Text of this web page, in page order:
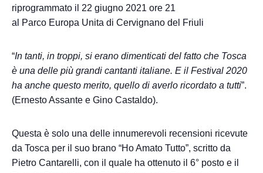
riprogrammato il 22 giugno 2021 ore 21
al Parco Europa Unita di Cervignano del Friuli
“In tanti, in troppi, si erano dimenticati del fatto che Tosca
è una delle più grandi cantanti italiane. E il Festival 2020
ha anche questo merito, quello di averlo ricordato a tutti”.
(Ernesto Assante e Gino Castaldo).
Questa è solo una delle innumerevoli recensioni ricevute
da Tosca per il suo brano “Ho Amato Tutto”, scritto da
Pietro Cantarelli, con il quale ha ottenuto il 6° posto e il